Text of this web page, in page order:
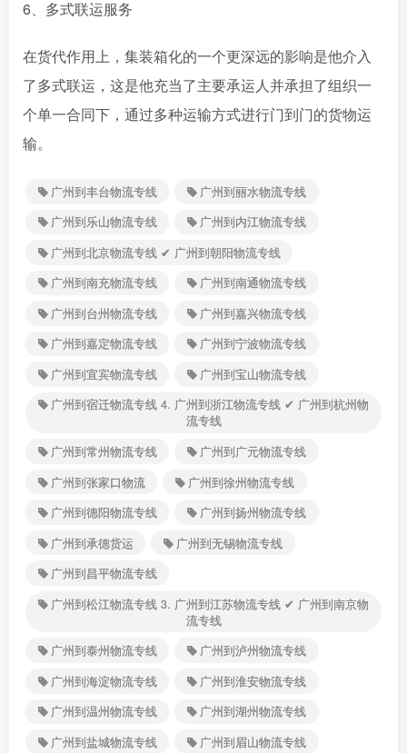
6、多式联运服务
在货代作用上，集装箱化的一个更深远的影响是他介入
了多式联运，这是他充当了主要承运人并承担了组织一
个单一合同下，通过多种运输方式进行门到门的货物运
输。
广州到丰台物流专线
广州到丽水物流专线
广州到乐山物流专线
广州到内江物流专线
广州到北京物流专线 ✔ 广州到朝阳物流专线
广州到南充物流专线
广州到南通物流专线
广州到台州物流专线
广州到嘉兴物流专线
广州到嘉定物流专线
广州到宁波物流专线
广州到宜宾物流专线
广州到宝山物流专线
广州到宿迁物流专线 4. 广州到浙江物流专线 ✔ 广州到杭州物
流专线
广州到常州物流专线
广州到广元物流专线
广州到张家口物流
广州到徐州物流专线
广州到德阳物流专线
广州到扬州物流专线
广州到承德货运
广州到无锡物流专线
广州到昌平物流专线
广州到松江物流专线 3. 广州到江苏物流专线 ✔ 广州到南京物
流专线
广州到泰州物流专线
广州到泸州物流专线
广州到海淀物流专线
广州到淮安物流专线
广州到温州物流专线
广州到湖州物流专线
广州到盐城物流专线
广州到眉山物流专线